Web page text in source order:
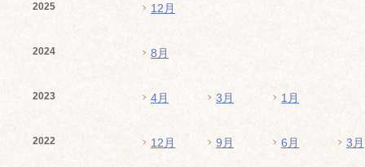
2025 12月
2024 8月
2023 4月 3月 1月
2022 12月 9月 6月 3月